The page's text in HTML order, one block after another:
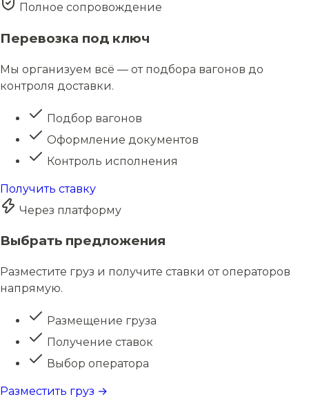
Полное сопровождение
Перевозка под ключ
Мы организуем всё — от подбора вагонов до
контроля доставки.
Подбор вагонов
Оформление документов
Контроль исполнения
Получить ставку
Через платформу
Выбрать предложения
Разместите груз и получите ставки от операторов
напрямую.
Размещение груза
Получение ставок
Выбор оператора
Разместить груз →